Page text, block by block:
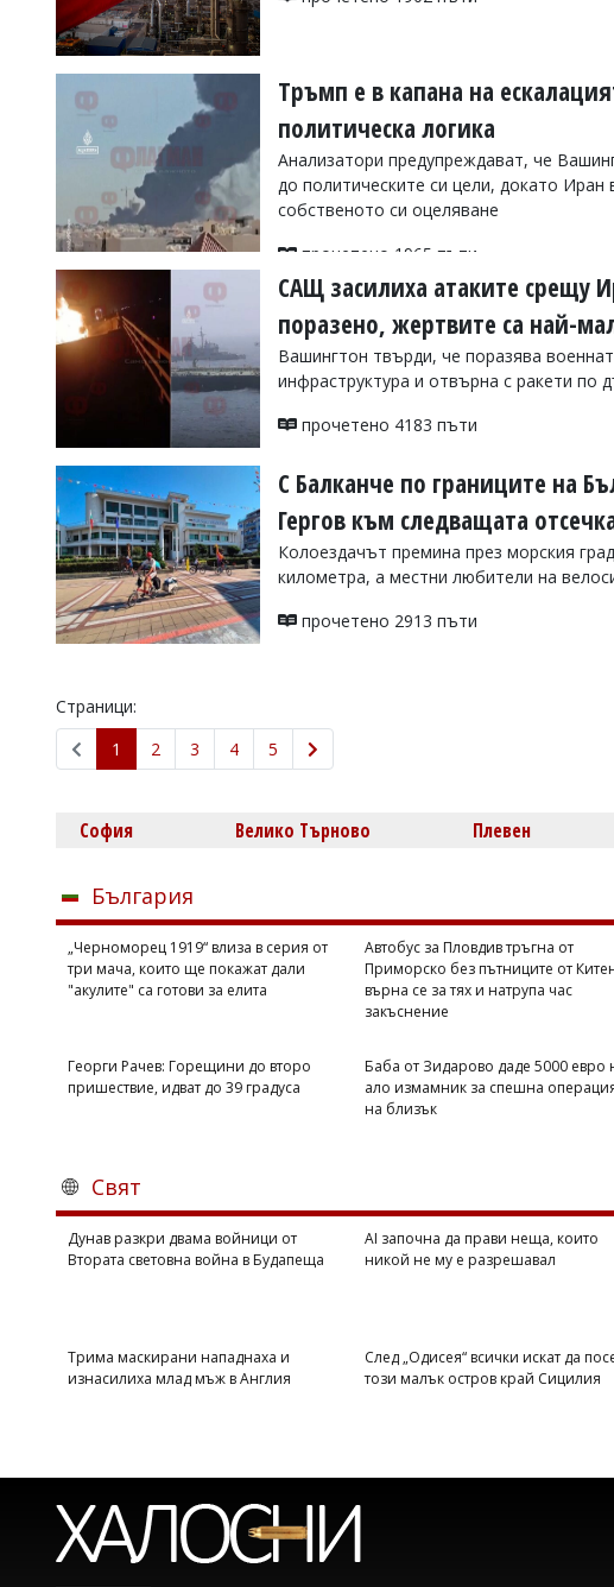
Тръмп е в капана на
политическа логика
Анализатори предупреждават, че
до политическите си цели, докато
собственото си оцеляване
прочетено 1965 пъти
САЩ засилиха атаките срещу
поразено, жертвите са най-
Вашингтон твърди, че поразява
инфраструктура и отвърна с ракети по
прочетено 4183 пъти
С Балканче по границите на
Гергов към следващата
Колоездачът премина през морския
километра, а местни любители на
прочетено 2913 пъти
Страници:
1
2 3 4 5
София Велико Търново Плевен
България
„Черноморец 1919“ влиза в серия от
три мача, които ще покажат дали
"акулите" са готови за елита
Автобус за Пловдив тръгна от
Приморско без пътниците от
върна се за тях и натрупа час
закъснение
Георги Рачев: Горещини до второ
пришествие, идват до 39 градуса
Баба от Зидарово даде 5000 евро
ало измамник за спешна
на близък
Свят
Дунав разкри двама войници от
Втората световна война в Будапеща
AI започна да прави неща, които
никой не му е разрешавал
Трима маскирани нападнаха и
изнасилиха млад мъж в Англия
След „Одисея“ всички искат да
този малък остров край Сицилия